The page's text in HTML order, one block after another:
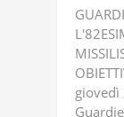
giovedì